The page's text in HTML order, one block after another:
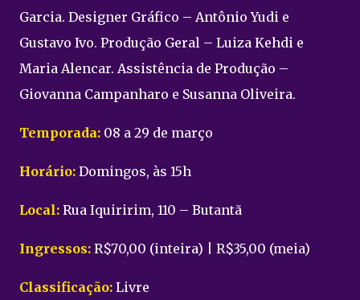
Garcia. Designer Gráfico – Antônio Yudi e
Gustavo Ivo. Produção Geral – Luiza Kehdi e
Maria Alencar. Assistência de Produção –
Giovanna Campanharo e Susanna Oliveira.
Temporada: 08 a 29 de março
Horário: Domingos, às 15h
Local: Rua Iquiririm, 110 – Butantã
Ingressos: R$70,00 (inteira) | R$35,00 (meia)
Classificação: Livre